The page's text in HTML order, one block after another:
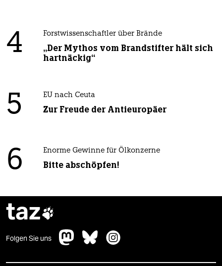
4
Forstwissenschaftler über Brände
„Der Mythos vom Brandstifter hält sich
hartnäckig“
5 EU nach Ceuta
Zur Freude der Antieuropäer
6 Enorme Gewinne für Ölkonzerne
Bitte abschöpfen!
taz
Folgen Sie uns